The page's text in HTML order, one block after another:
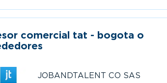
comercial tat - bogota o
JOBANDTALENT CO SAS